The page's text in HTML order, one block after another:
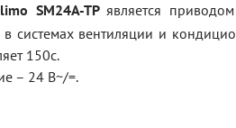
SM24A-TPявляется
в системах вентиляции и
150с.
– 24 В~/=.